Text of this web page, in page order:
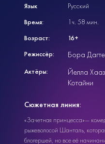
Язык
Русский
Время:
1ч. 58 мин.
Возраст:
16+
Режиссёр:
Бора
Актёры: Йелла
Котайни
Сюжетная линия:
«Зачетная принцесса»—
рыжеволосой Шанталь,
блогершей, но все её